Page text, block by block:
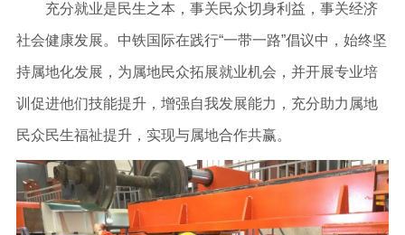
充分就业是民生之本，事关民众切身利益，事关经济
社会健康发展。中铁国际在践行“一带一路”倡议中，始终坚
持属地化发展，为属地民众拓展就业机会，并开展专业培
训促进他们技能提升，增强自我发展能力，充分助力属地
民众民生福祉提升，实现与属地合作共赢。